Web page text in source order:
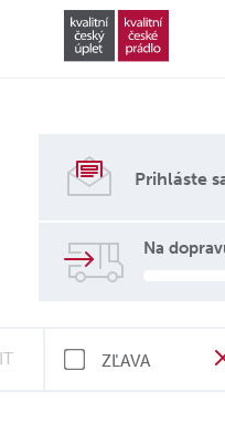
Prihláste
Na
ZĽAVA